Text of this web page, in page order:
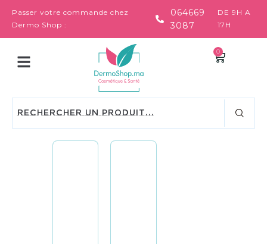
Passer votre commande chez
Dermo Shop :
064669
3087
DE 9H A
17H
0